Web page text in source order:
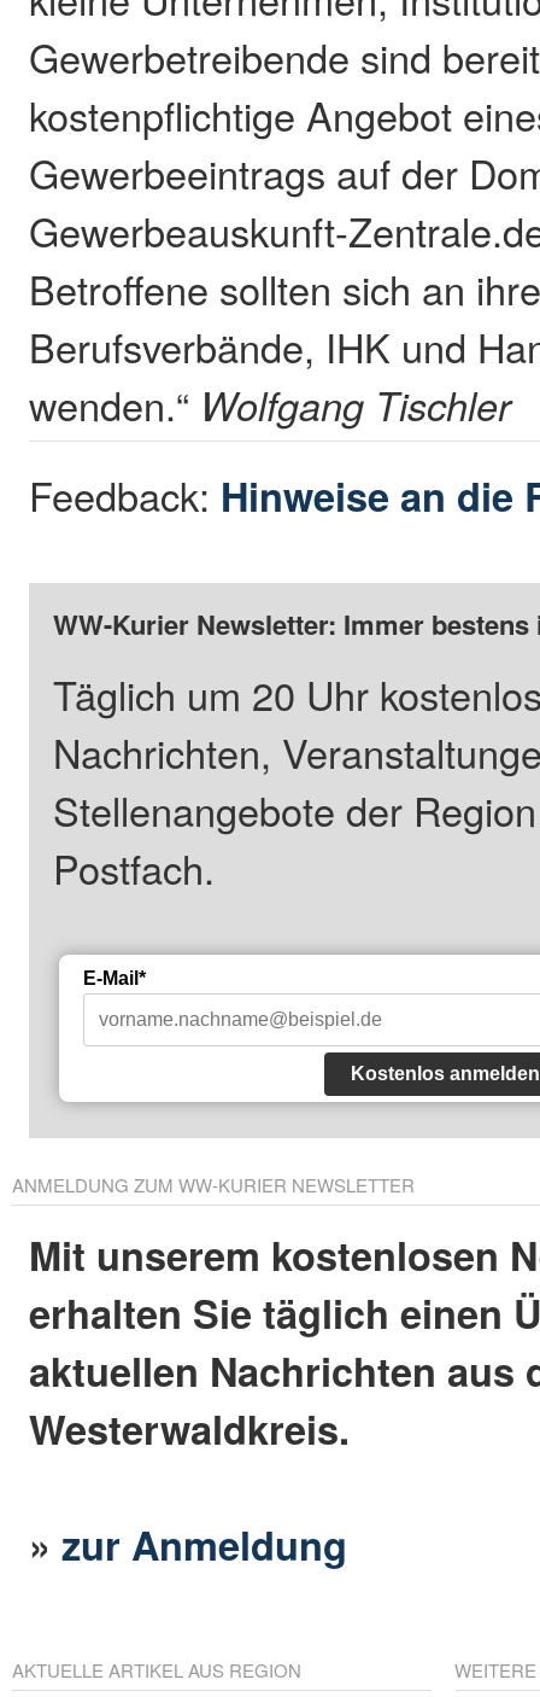
Gewerbetreibende sind
kostenpflichtige Angebot
Gewerbeeintrags auf der
Gewerbeauskunft-
Betroffene sollten sich an
Berufsverbände, IHK und
wenden.“ Wolfgang Tischler
Feedback: Hinweise an die
WW-Kurier Newsletter: Immer
Täglich um 20 Uhr
Nachrichten,
Stellenangebote der
Postfach.
E-Mail*
Kostenlos anmelden
ANMELDUNG ZUM WW-KURIER NEWSLETTER
Mit unserem kostenlosen
erhalten Sie täglich einen
aktuellen Nachrichten aus
Westerwaldkreis.
»zur Anmeldung
AKTUELLE ARTIKEL AUS REGION